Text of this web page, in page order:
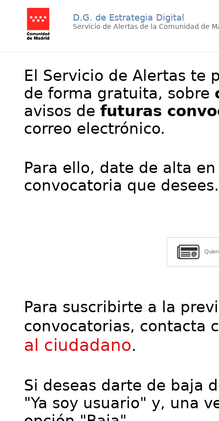
D.G. de Estrategia Digital
Servicio de Alertas de la Comunidad de
El Servicio de Alertas te
de forma gratuita, sobre
avisos de futuras
correo electrónico.
Para ello, date de alta
convocatoria que desees.
Para suscribirte a la
convocatorias, contacta
al ciudadano.
Si deseas darte de baja
"Ya soy usuario" y, una